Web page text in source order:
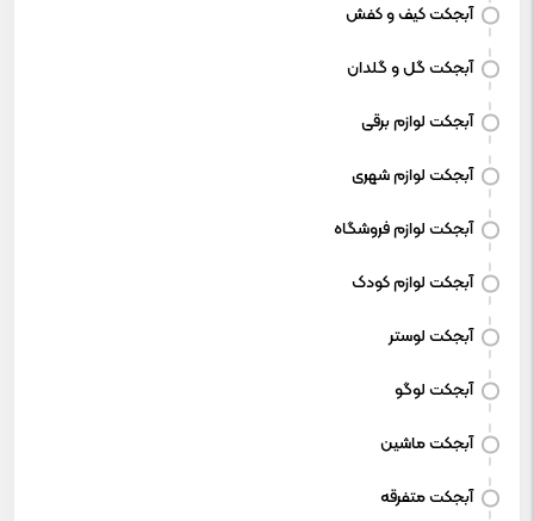
آبجکت کیف و کفش
آبجکت گل و گلدان
آبجکت لوازم برقی
آبجکت لوازم شهری
آبجکت لوازم فروشگاه
آبجکت لوازم کودک
آبجکت لوستر
آبجکت لوگو
آبجکت ماشین
آبجکت متفرقه